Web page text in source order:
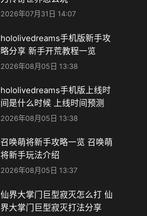
2026年07月31日 14:07
hololivedreams手机版新手攻
略分享 新手开荒教程一览
2026年08月05日 13:38
hololivedreams手机版上线时
间是什么时候 上线时间预测
2026年08月05日 13:38
召唤萌将新手攻略一览 召唤萌
将新手玩法介绍
2026年08月05日 13:37
仙界大掌门巨型寂灭怎么打 仙
界大掌门巨型寂灭打法分享